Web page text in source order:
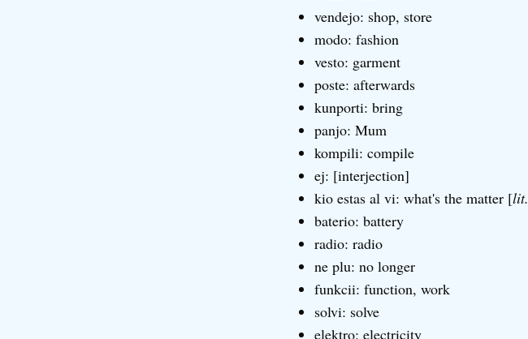
vendejo: shop, store
modo: fashion
vesto: garment
poste: afterwards
kunporti: bring
panjo: Mum
kompili: compile
ej: [interjection]
kio estas al vi: what's the matter [lit.
baterio: battery
radio: radio
ne plu: no longer
funkcii: function, work
solvi: solve
elektro: electricity